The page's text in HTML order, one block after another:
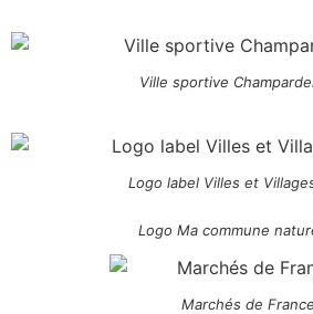
Ville sportive
Logo label Villes et
Logo Ma commune
Marchés de France